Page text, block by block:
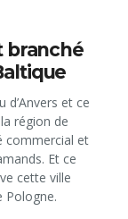
branché
d’Anvers et ce
région de
commercial et
Et ce
cette ville
Pologne.